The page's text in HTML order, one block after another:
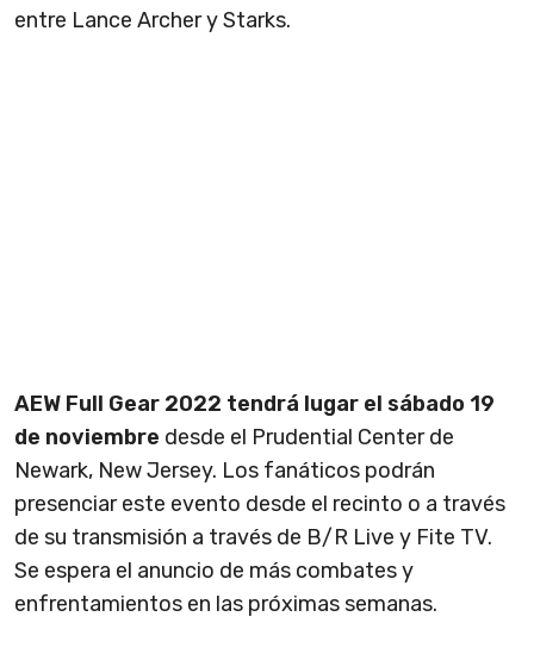
entre Lance Archer y Starks.
AEW Full Gear 2022 tendrá lugar el sábado 19
de noviembre desde el Prudential Center de
Newark, New Jersey. Los fanáticos podrán
presenciar este evento desde el recinto o a través
de su transmisión a través de B/R Live y Fite TV.
Se espera el anuncio de más combates y
enfrentamientos en las próximas semanas.